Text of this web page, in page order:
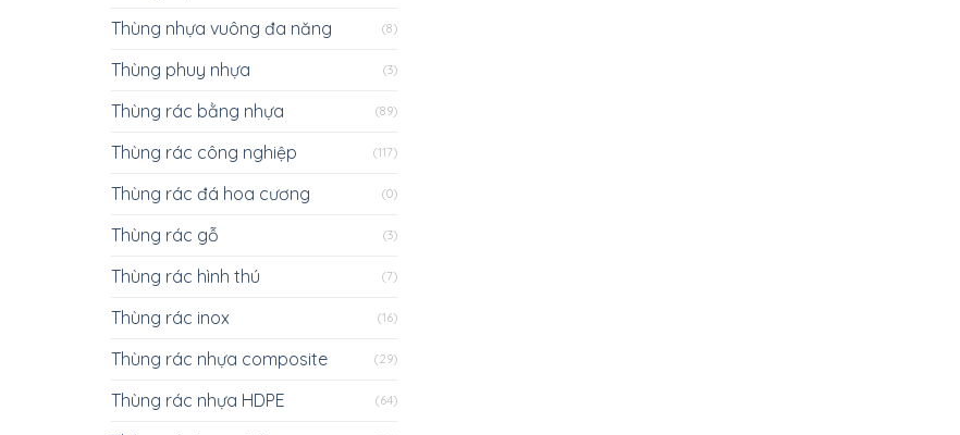
Thùng nhựa vuông đa năng (8)
Thùng phuy nhựa (3)
Thùng rác bằng nhựa (89)
Thùng rác công nghiệp (117)
Thùng rác đá hoa cương (0)
Thùng rác gỗ (3)
Thùng rác hình thú (7)
Thùng rác inox (16)
Thùng rác nhựa composite (29)
Thùng rác nhựa HDPE (64)